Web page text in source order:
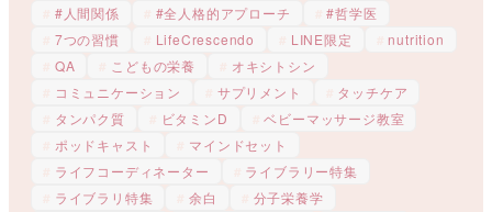
#人間関係 #全人格的アプローチ
#哲学医
7つの習慣
LifeCrescendo LINE限定
nutrition
QA
こどもの栄養
オキシトシン
コミュニケーション
サプリメント
タッチケア
タンパク質
ビタミンD
ベビーマッサージ教室
ポッドキャスト
マインドセット
ライフコーディネーター
ライブラリー特集
ライブラリ特集
余白
分子栄養学